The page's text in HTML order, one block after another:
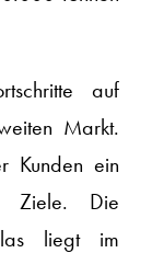
auf
Markt.
Kunden ein
Ziele. Die
liegt im